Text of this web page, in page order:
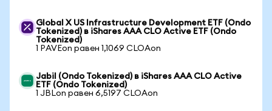
Global X US Infrastructure Development ETF (Ondo
Tokenized) в iShares AAA CLO Active ETF (Ondo
Tokenized)
1 PAVEon равен 1,1069 CLOAon
Jabil (Ondo Tokenized) в iShares AAA CLO Active
ETF (Ondo Tokenized)
1 JBLon равен 6,5197 CLOAon